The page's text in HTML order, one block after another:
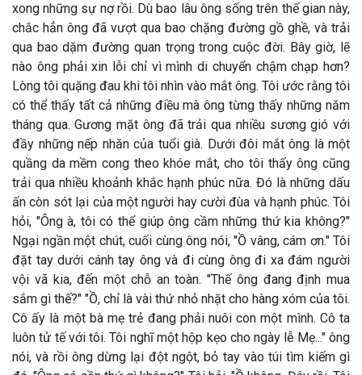
xong những sự nợ rồi. Dù bao lâu ông sống trên thế gian này,
chắc hẳn ông đã vượt qua bao chặng đường gồ ghề, và trải
qua bao dặm đường quan trọng trong cuộc đời. Bây giờ, lẽ
nào ông phải xin lỗi chỉ vì mình di chuyển chậm chạp hơn?
Lòng tôi quặng đau khi tôi nhìn vào mắt ông. Tôi ước rằng tôi
có thể thấy tất cả những điều mà ông từng thấy những năm
tháng qua. Gương mặt ông đã trải qua nhiều sương gió với
đầy những nếp nhăn của tuổi già. Dưới đôi mắt ông là một
quầng da mềm cong theo khóe mắt, cho tôi thấy ông cũng
trải qua nhiều khoảnh khắc hạnh phúc nữa. Đó là những dấu
ấn còn sót lại của một người hay cười đùa và hạnh phúc. Tôi
hỏi, "Ông à, tôi có thể giúp ông cầm những thứ kia không?"
Ngại ngần một chút, cuối cùng ông nói, "Ồ vâng, cám ơn." Tôi
đặt tay dưới cánh tay ông và đi cùng ông đi xa đám người
vội vã kia, đến một chỗ an toàn. "Thế ông đang định mua
sắm gì thế?" "Ồ, chỉ là vài thứ nhỏ nhặt cho hàng xóm của tôi.
Cô ấy là một bà mẹ trẻ đang phải nuôi con một mình. Cô ta
luôn tử tế với tôi. Tôi nghĩ một hộp kẹo cho ngày lễ Mẹ..." ông
nói, và rồi ông dừng lại đột ngột, bỏ tay vào túi tìm kiếm gì